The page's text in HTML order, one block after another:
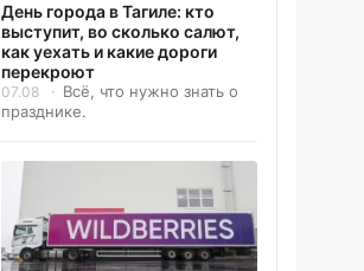
День города в Тагиле: кто
выступит, во сколько салют,
как уехать и какие дороги
перекроют
07.08
Всё, что нужно знать о
празднике.